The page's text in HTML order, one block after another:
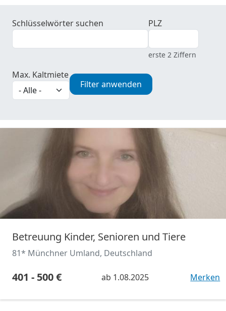
Schlüsselwörter suchen PLZ
erste 2 Ziffern
Max. Kaltmiete
Filter anwenden
Betreuung Kinder, Senioren und Tiere
81* Münchner Umland, Deutschland
401 - 500 € ab 1.08.2025 Merken